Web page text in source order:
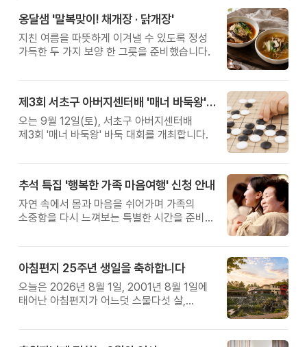
옹달샘 '말복맞이! 채개장 · 닭개장'
지친 여름을 따뜻하게 이겨낼 수 있도록 정성
가득한 두 가지 보양 한 그릇을 준비했습니다.
제3회 서초구 아버지센터배 '매너 바둑왕' 대회
오는 9월 12일(토), 서초구 아버지센터배
제3회 '매너 바둑왕' 바둑 대회를 개최합니다.
추석 특집 '행복한 가족 마음여행' 신청 안내
자연 속에서 몸과 마음을 쉬어가며 가족의
소중함을 다시 느껴보는 특별한 시간을 준비해
아침편지 25주년 생일을 축하합니다
오늘은 2026년 8월 1일, 2001년 8월 1일에
태어난 아침편지가 어느덧 스물다섯 살,